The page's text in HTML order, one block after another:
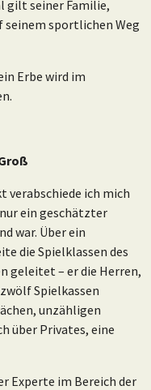
gilt seiner Familie,
seinem sportlichen Weg
Erbe wird im
verabschiede ich mich
ein geschätzter
war. Über ein
die Spielklassen des
geleitet – er die Herren,
Spielkassen
unzähligen
über Privates, eine
Experte im Bereich der